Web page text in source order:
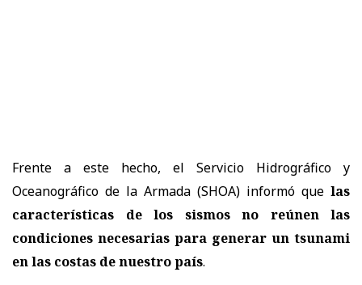
Frente a este hecho, el Servicio Hidrográfico y
Oceanográfico de la Armada (SHOA) informó que las
características de los sismos no reúnen las
condiciones necesarias para generar un tsunami
en las costas de nuestro país.